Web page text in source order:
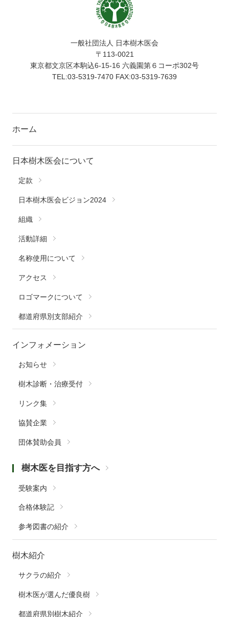
一般社団法人 日本樹木医会
〒113-0021
東京都文京区本駒込6-15-16 六義園第６コーポ302号
TEL:03-5319-7470 FAX:03-5319-7639
ホーム
日本樹木医会について
定款
日本樹木医会ビジョン2024
組織
活動詳細
名称使用について
アクセス
ロゴマークについて
都道府県別支部紹介
インフォメーション
お知らせ
樹木診断・治療受付
リンク集
協賛企業
団体賛助会員
樹木医を目指す方へ
受験案内
合格体験記
参考図書の紹介
樹木紹介
サクラの紹介
樹木医が選んだ優良樹
都道府県別樹木紹介